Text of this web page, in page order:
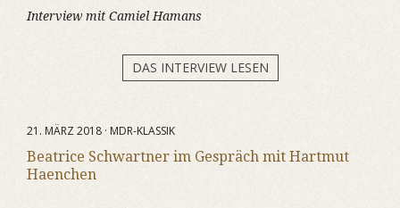
Interview mit Camiel Hamans
DAS INTERVIEW LESEN
21. MÄRZ 2018 · MDR-KLASSIK
Beatrice Schwartner im Gespräch mit Hartmut
Haenchen